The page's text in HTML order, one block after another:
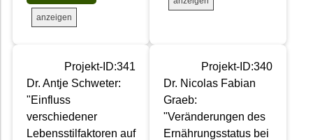
anzeigen
Projekt-ID:341
Dr. Antje Schweter:
"Einfluss
verschiedener
Lebensstilfaktoren auf
Projekt-ID:340
Dr. Nicolas Fabian
Graeb:
"Veränderungen des
Ernährungsstatus bei